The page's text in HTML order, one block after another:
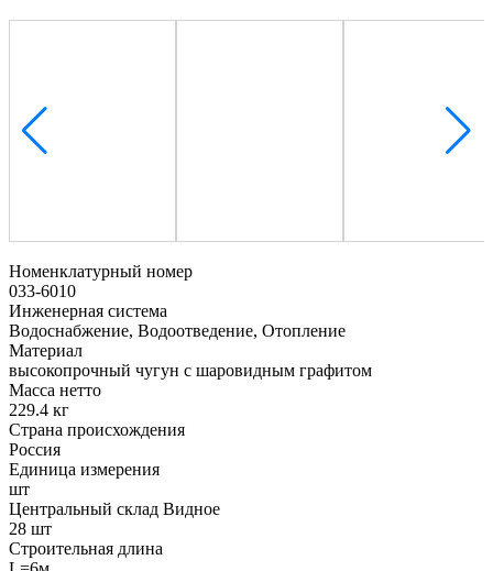
Номенклатурный номер
033-6010
Инженерная система
Водоснабжение, Водоотведение, Отопление
Материал
высокопрочный чугун с шаровидным графитом
Масса нетто
229.4 кг
Страна происхождения
Россия
Единица измерения
шт
Центральный склад Видное
28 шт
Строительная длина